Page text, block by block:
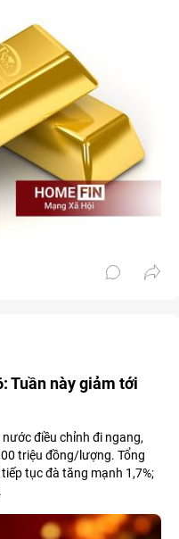
Tuần này giảm tới
điều chỉnh đi ngang,
triệu đồng/lượng. Tổng
tục đà tăng mạnh 1,7%;